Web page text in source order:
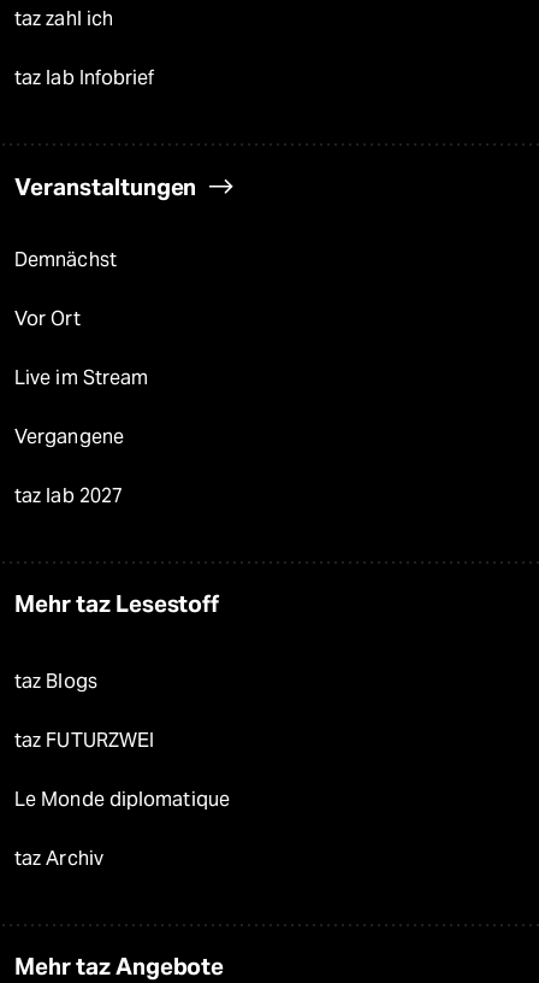
taz zahl ich
taz lab Infobrief
Veranstaltungen
Demnächst
Vor Ort
Live im Stream
Vergangene
taz lab 2027
Mehr taz Lesestoff
taz Blogs
taz FUTURZWEI
Le Monde diplomatique
taz Archiv
Mehr taz Angebote